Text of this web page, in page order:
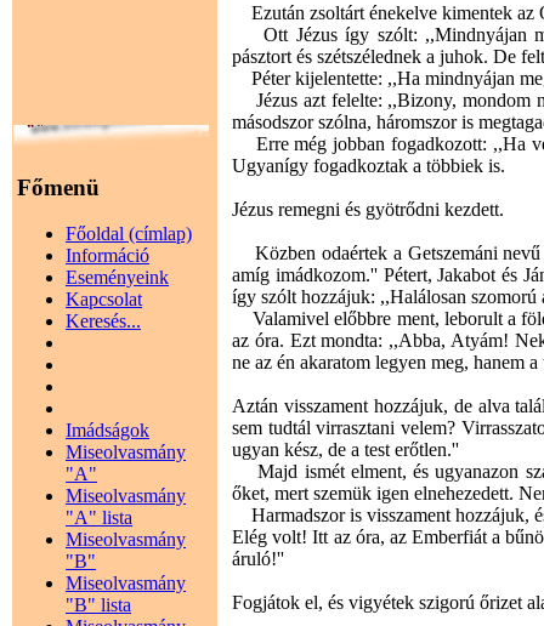
Főmenü
Főoldal (címlap)
Információ
Eseményeink
Kapcsolat
Keresés...
Imádságok
Miseolvasmány
"A"
Miseolvasmány
"A" lista
Miseolvasmány
"B"
Miseolvasmány
"B" lista
Ezután zsoltárt énekelve kimentek az
Ott Jézus így szólt: ,,Mindnyájan
pásztort és szétszélednek a juhok. De
Péter kijelentette: ,,Ha mindnyájan
Jézus azt felelte: ,,Bizony, mondom
másodszor szólna, háromszor is
Erre még jobban fogadkozott: ,,Ha
Ugyanígy fogadkoztak a többiek is.
Jézus remegni és gyötrődni kezdett.
Közben odaértek a Getszemáni
amíg imádkozom.'' Pétert, Jakabot és
így szólt hozzájuk: ,,Halálosan
Valamivel előbbre ment, leborult a
az óra. Ezt mondta: ,,Abba, Atyám!
ne az én akaratom legyen meg, hanem a
Aztán visszament hozzájuk, de alva
sem tudtál virrasztani velem?
ugyan kész, de a test erőtlen.''
Majd ismét elment, és ugyanazon
őket, mert szemük igen elnehezedett.
Harmadszor is visszament hozzájuk,
Elég volt! Itt az óra, az Emberfiát a
áruló!''
Fogjátok el, és vigyétek szigorú őrizet